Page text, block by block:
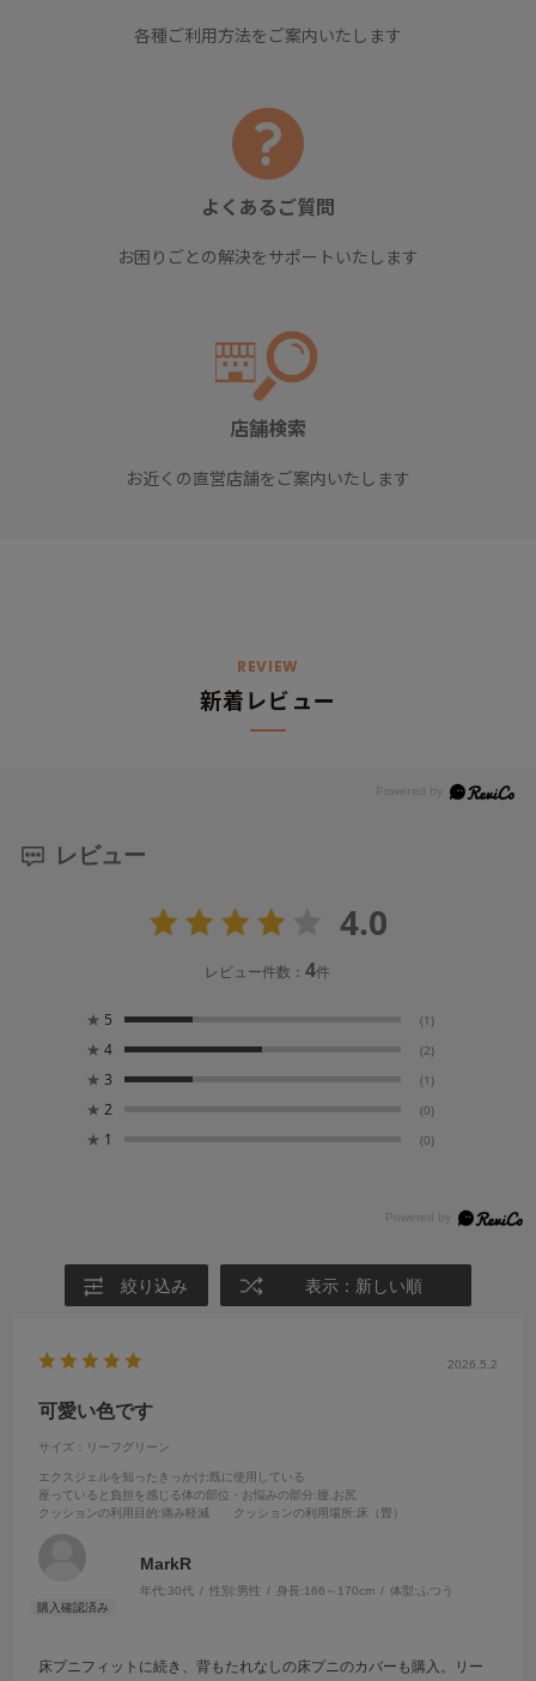
各種ご利用方法をご案内いたします
よくあるご質問
お困りごとの解決をサポートいたします
店舗検索
お近くの直営店舗をご案内いたします
REVIEW
新着レビュー
レビュー
4.0
レビュー件数：4件
★ 5 (1)
★ 4 (2)
★ 3 (1)
★ 2 (0)
★ 1 (0)
絞り込み 表示：新しい順
2026.5.2
可愛い色です
サイズ：リーフグリーン
エクスジェルを知ったきっかけ :既に使用している
座っていると負担を感じる体の部位・お悩みの部分:腰,お尻
クッションの利用目的:痛み軽減 クッションの利用場所:床（畳）
MarkR
年代:30代 性別:男性 身長:166～170cm 体型: ふつう
床プニフィットに続き、背もたれなしの床プニのカバーも購入。リー